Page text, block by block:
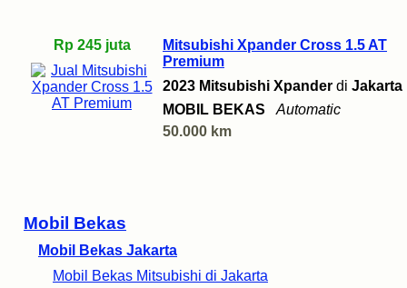
Mobil Bekas
Mobil Bekas Jakarta
Mobil Bekas Mitsubishi di Jakarta
Rp 245 juta
Mitsubishi Xpander Cross 1.5 AT
Premium
2023 Mitsubishi Xpander di Jakarta
MOBIL BEKAS
Automatic
50.000 km